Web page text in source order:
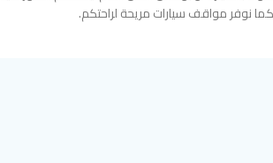
نوفر مواقف سيارات مريحة لراحتكم.